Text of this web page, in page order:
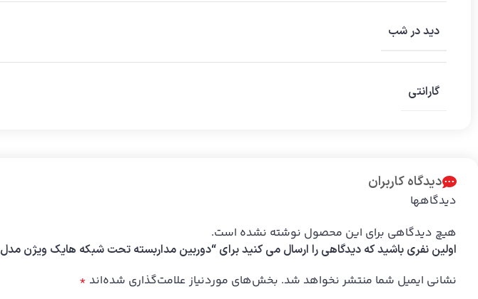
دید در شب
گارانتی
دیدگاه کاربران
دیدگاهها
هیچ دیدگاهی برای این محصول نوشته نشده است.
اولین نفری باشید که دیدگاهی را ارسال می کنید برای “دوربین مداربسته تحت شبکه هایک ویژن مدل DS-2CD2T43GO-I8”
نشانی ایمیل شما منتشر نخواهد شد. بخش‌های موردنیاز علامت‌گذاری شده‌اند *